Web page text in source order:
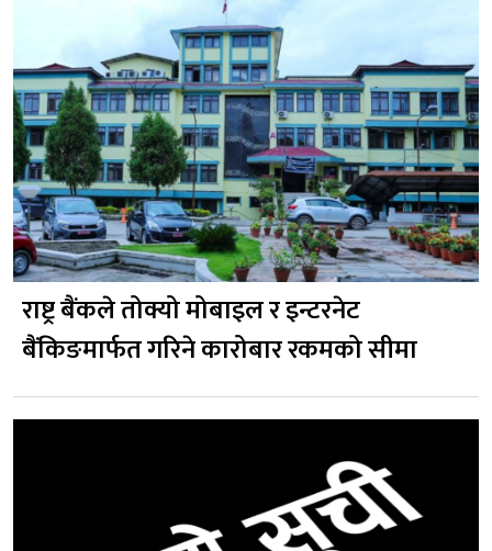
राष्ट्र बैंकले तोक्यो मोबाइल र इन्टरनेट
बैंकिङमार्फत गरिने कारोबार रकमको सीमा